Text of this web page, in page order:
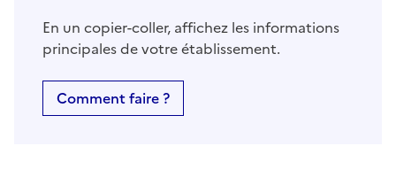
En un copier-coller, affichez les informations
principales de votre établissement.
Comment faire ?